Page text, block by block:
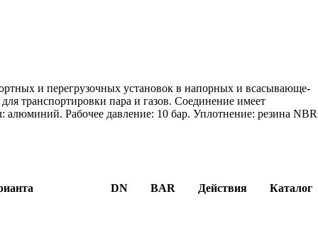
и перегрузочных установок в напорных и всасывающе-
транспортировки пара и газов. Соединение имеет
Рабочее давление: 10 бар. Уплотнение: резина
DN BAR Действия Каталог